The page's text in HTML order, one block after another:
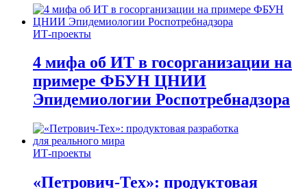
ИТ-проекты
4 мифа об ИТ в госорганизации на
примере ФБУН ЦНИИ
Эпидемиологии Роспотребнадзора
ИТ-проекты
«Петрович-Тех»: продуктовая